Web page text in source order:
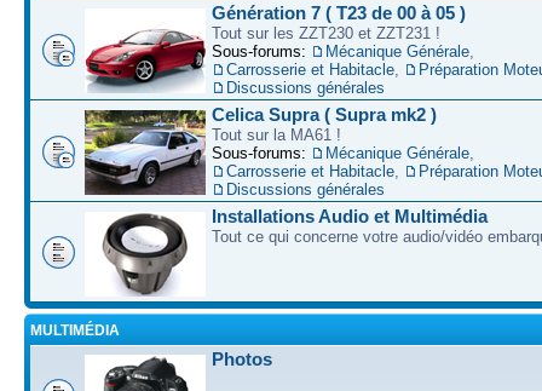
Génération 7 ( T23 de 00 à 05 )
Tout sur les ZZT230 et ZZT231 !
Sous-forums:
Mécanique Générale
Carrosserie et Habitacle
Préparation
Discussions générales
Celica Supra ( Supra mk2 )
Tout sur la MA61 !
Sous-forums:
Mécanique Générale
Carrosserie et Habitacle
Préparation
Discussions générales
Installations Audio et Multimédia
Tout ce qui concerne votre audio/vidéo
MULTIMÉDIA
Photos